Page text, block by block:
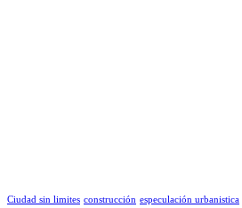
Ciudad sin limites construcción especulación urbanistica